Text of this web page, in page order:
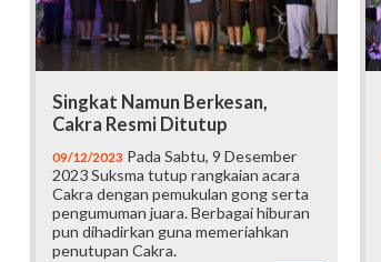
Singkat Namun Berkesan,
Cakra Resmi Ditutup
09/12/2023 Pada Sabtu, 9 Desember
2023 Suksma tutup rangkaian acara
Cakra dengan pemukulan gong serta
pengumuman juara. Berbagai hiburan
pun dihadirkan guna memeriahkan
penutupan Cakra.